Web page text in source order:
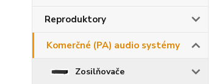
Reproduktory
Komerčné (PA) audio systémy
Zosilňovače